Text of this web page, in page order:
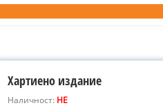
Хартиено издание
Наличност: НЕ